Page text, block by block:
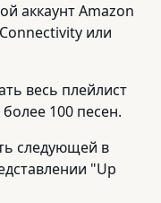
аккаунт Amazon
или
весь плейлист
100 песен.
следующей в
"Up